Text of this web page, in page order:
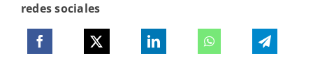
redes sociales